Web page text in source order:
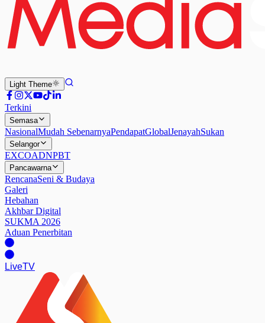
Light Theme
Terkini
Semasa
NasionalMudah SebenarnyaPendapatGlobalJenayahSukan
Selangor
EXCOADNPBT
Pancawarna
RencanaSeni & Budaya
Galeri
Hebahan
Akhbar Digital
SUKMA 2026
Aduan Penerbitan
LiveTV